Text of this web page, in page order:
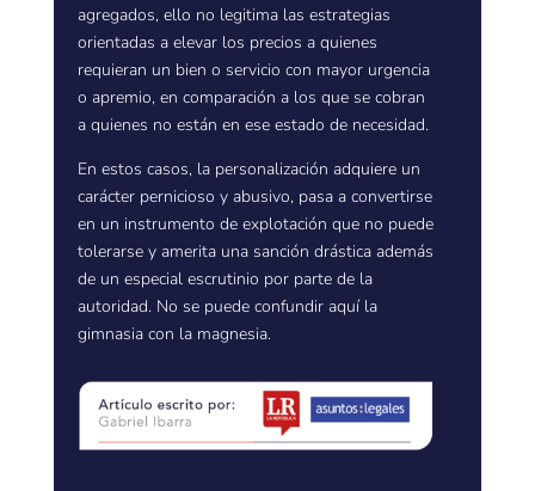
agregados, ello no legitima las estrategias
orientadas a elevar los precios a quienes
requieran un bien o servicio con mayor urgencia
o apremio, en comparación a los que se cobran
a quienes no están en ese estado de necesidad.
En estos casos, la personalización adquiere un
carácter pernicioso y abusivo, pasa a convertirse
en un instrumento de explotación que no puede
tolerarse y amerita una sanción drástica además
de un especial escrutinio por parte de la
autoridad. No se puede confundir aquí la
gimnasia con la magnesia.